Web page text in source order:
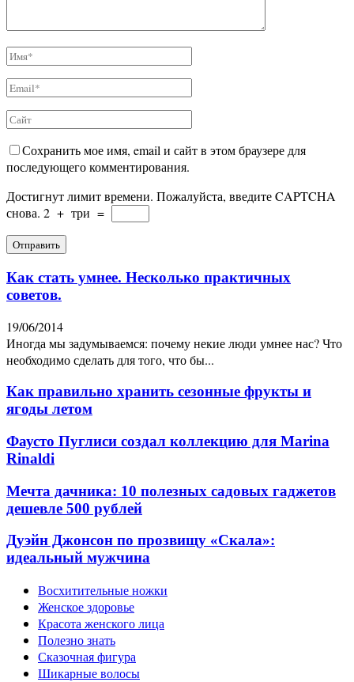
Сохранить мое имя, email и сайт в этом браузере для
последующего комментирования.
Достигнут лимит времени. Пожалуйста, введите CAPTCHA
снова. 2 + три =
Как стать умнее. Несколько практичных
советов.
19/06/2014
Иногда мы задумываемся: почему некие люди умнее нас? Что
необходимо сделать для того, что бы...
Как правильно хранить сезонные фрукты и
ягоды летом
Фаусто Пуглиси создал коллекцию для Marina
Rinaldi
Мечта дачника: 10 полезных садовых гаджетов
дешевле 500 рублей
Дуэйн Джонсон по прозвищу «Скала»:
идеальный мужчина
Восхитительные ножки
Женское здоровье
Красота женского лица
Полезно знать
Сказочная фигура
Шикарные волосы